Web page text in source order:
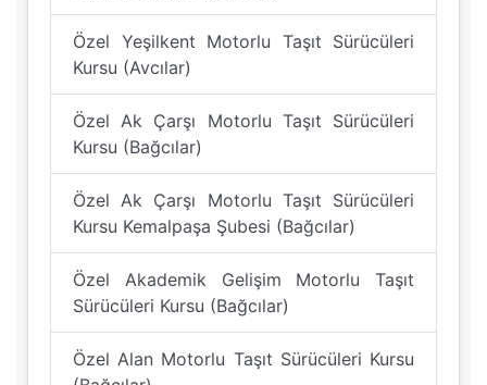
Özel Yeşilkent Motorlu Taşıt Sürücüleri
Kursu (Avcılar)
Özel Ak Çarşı Motorlu Taşıt Sürücüleri
Kursu (Bağcılar)
Özel Ak Çarşı Motorlu Taşıt Sürücüleri
Kursu Kemalpaşa Şubesi (Bağcılar)
Özel Akademik Gelişim Motorlu Taşıt
Sürücüleri Kursu (Bağcılar)
Özel Alan Motorlu Taşıt Sürücüleri Kursu